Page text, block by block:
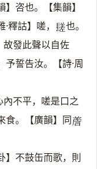
咨也。【集韻】
釋詁】嗟， 𨲠 也。
故發此聲以自佐
予誓告汝。【詩·周
不平，嗟是口之
食。【廣韻】同𧨁
】不鼓缶而歌，則